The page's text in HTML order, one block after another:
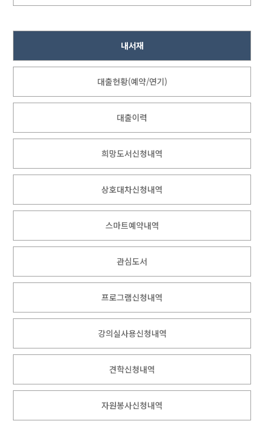
내서재
대출현황(예약/연기)
대출이력
희망도서신청내역
상호대차신청내역
스마트예약내역
관심도서
프로그램신청내역
강의실사용신청내역
견학신청내역
자원봉사신청내역